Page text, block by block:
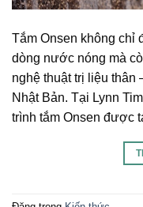
Tắm Onsen không chỉ
dòng nước nóng mà
nghệ thuật trị liệu thân
Nhật Bản. Tại Lynn
trình tắm Onsen được